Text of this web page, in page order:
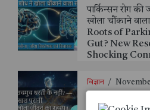
पार्किन्सन रोग
खोला चौंकाने
Roots of
Gut? New
Shocking
विज्ञान /
क्या हम सचमुच
साल पुरानी